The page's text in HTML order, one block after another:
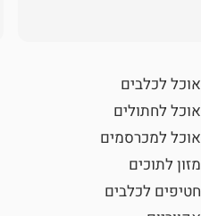
אוכל לכלבים
אוכל לחתולים
אוכל למכרסמים
מזון לתוכים
חטיפים לכלבים